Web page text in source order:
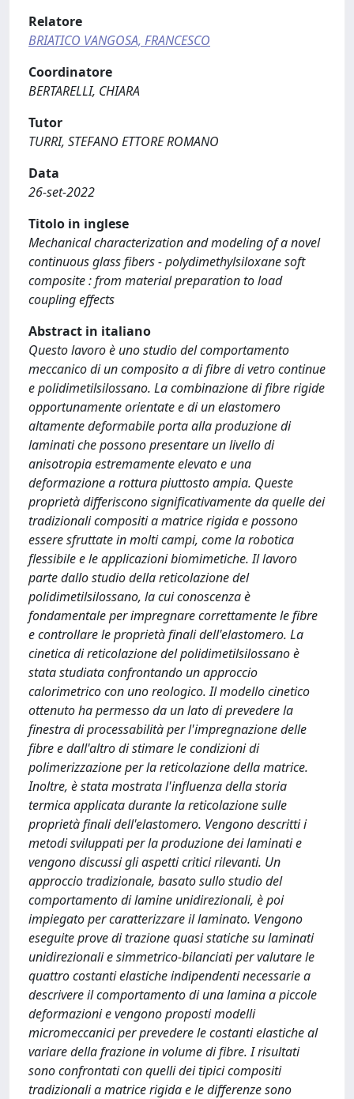
Relatore
BRIATICO VANGOSA, FRANCESCO
Coordinatore
BERTARELLI, CHIARA
Tutor
TURRI, STEFANO ETTORE ROMANO
Data
26-set-2022
Titolo in inglese
Mechanical characterization and modeling of a novel
continuous glass fibers - polydimethylsiloxane soft
composite : from material preparation to load
coupling effects
Abstract in italiano
Questo lavoro è uno studio del comportamento
meccanico di un composito a di fibre di vetro continue
e polidimetilsilossano. La combinazione di fibre rigide
opportunamente orientate e di un elastomero
altamente deformabile porta alla produzione di
laminati che possono presentare un livello di
anisotropia estremamente elevato e una
deformazione a rottura piuttosto ampia. Queste
proprietà differiscono significativamente da quelle dei
tradizionali compositi a matrice rigida e possono
essere sfruttate in molti campi, come la robotica
flessibile e le applicazioni biomimetiche. Il lavoro
parte dallo studio della reticolazione del
polidimetilsilossano, la cui conoscenza è
fondamentale per impregnare correttamente le fibre
e controllare le proprietà finali dell'elastomero. La
cinetica di reticolazione del polidimetilsilossano è
stata studiata confrontando un approccio
calorimetrico con uno reologico. Il modello cinetico
ottenuto ha permesso da un lato di prevedere la
finestra di processabilità per l'impregnazione delle
fibre e dall'altro di stimare le condizioni di
polimerizzazione per la reticolazione della matrice.
Inoltre, è stata mostrata l'influenza della storia
termica applicata durante la reticolazione sulle
proprietà finali dell'elastomero. Vengono descritti i
metodi sviluppati per la produzione dei laminati e
vengono discussi gli aspetti critici rilevanti. Un
approccio tradizionale, basato sullo studio del
comportamento di lamine unidirezionali, è poi
impiegato per caratterizzare il laminato. Vengono
eseguite prove di trazione quasi statiche su laminati
unidirezionali e simmetrico-bilanciati per valutare le
quattro costanti elastiche indipendenti necessarie a
descrivere il comportamento di una lamina a piccole
deformazioni e vengono proposti modelli
micromeccanici per prevedere le costanti elastiche al
variare della frazione in volume di fibre. I risultati
sono confrontati con quelli dei tipici compositi
tradizionali a matrice rigida e le differenze sono